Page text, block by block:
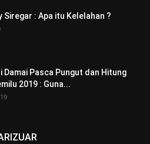
Siregar : Apa itu Kelelahan ?
Damai Pasca Pungut dan Hitung
2019 : Guna...